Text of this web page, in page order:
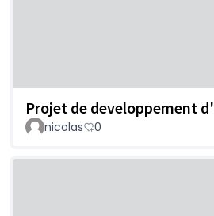
Projet de developpement
nicolas 0